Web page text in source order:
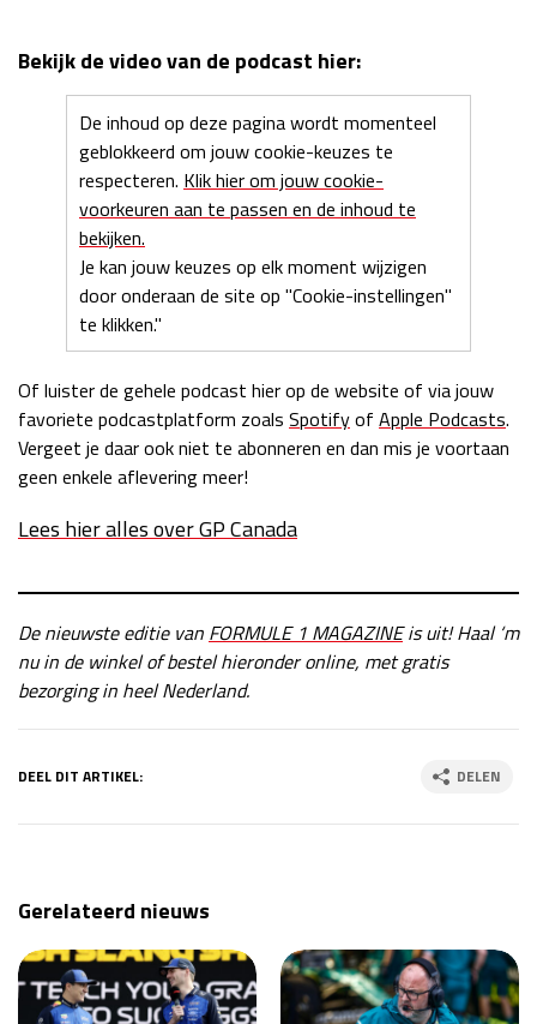
Bekijk de video van de podcast hier:
De inhoud op deze pagina wordt momenteel
geblokkeerd om jouw cookie-keuzes te
respecteren. Klik hier om jouw cookie-
voorkeuren aan te passen en de inhoud te
bekijken.
Je kan jouw keuzes op elk moment wijzigen
door onderaan de site op "Cookie-instellingen"
te klikken."
Of luister de gehele podcast hier op de website of via jouw
favoriete podcastplatform zoals Spotifyof Apple Podcasts.
Vergeet je daar ook niet te abonneren en dan mis je voortaan
geen enkele aflevering meer!
Lees hier alles over GP Canada
De nieuwste editie van FORMULE 1 MAGAZINEis uit! Haal ‘m
nu in de winkel of bestel hieronder online, met gratis
bezorging in heel Nederland.
DEEL DIT ARTIKEL: DELEN
Gerelateerd nieuws